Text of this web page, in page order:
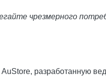
чрезмерного
разработанную